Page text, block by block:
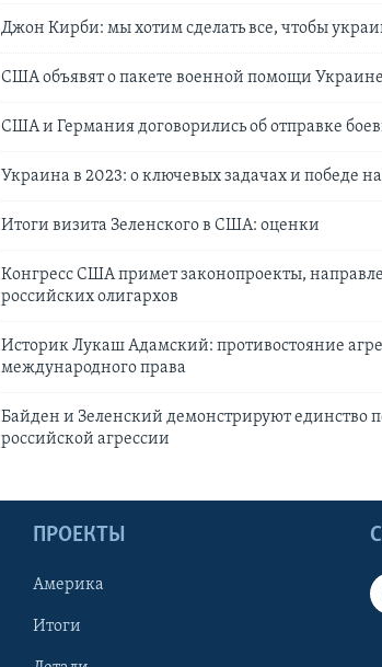
Джон Кирби: мы хотим сделать все, чтобы
США объявят о пакете военной помощи
США и Германия договорились об отправке
Украина в 2023: о ключевых задачах и победе
Итоги визита Зеленского в США: оценки
Конгресс США примет законопроекты,
российских олигархов
Историк Лукаш Адамский: противостояние
международного права
Байден и Зеленский демонстрируют единство
российской агрессии
ПРОЕКТЫ
Америка
Итоги